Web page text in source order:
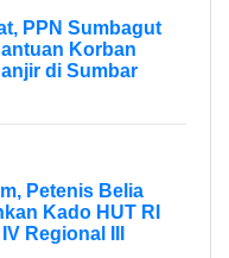
PPN Sumbagut
Korban
di Sumbar
Petenis Belia
Kado HUT RI
Regional III